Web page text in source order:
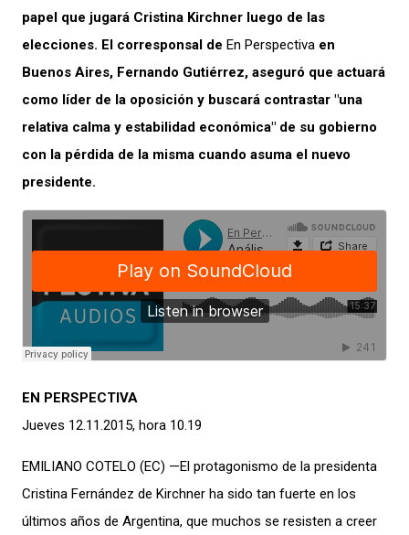
papel que jugará Cristina Kirchner luego de las
elecciones. El corresponsal de En Perspectiva en
Buenos Aires, Fernando Gutiérrez, aseguró que actuará
como líder de la oposición y buscará contrastar "una
relativa calma y estabilidad económica" de su gobierno
con la pérdida de la misma cuando asuma el nuevo
presidente.
EN PERSPECTIVA
Jueves 12.11.2015, hora 10.19
EMILIANO COTELO (EC) —El protagonismo de la presidenta
Cristina Fernández de Kirchner ha sido tan fuerte en los
últimos años de Argentina, que muchos se resisten a creer